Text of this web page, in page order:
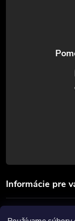
Informácie pre